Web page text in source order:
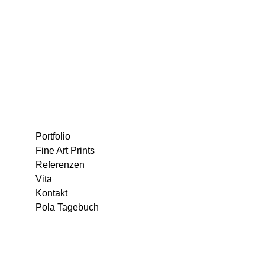
Portfolio
Fine Art Prints
Referenzen
Vita
Kontakt
Pola Tagebuch